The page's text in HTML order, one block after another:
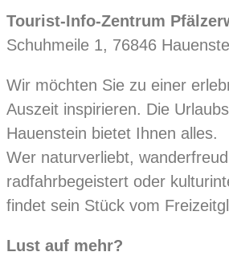
Tourist-Info-Zentrum
Schuhmeile 1, 76846
Wir möchten Sie zu einer
Auszeit inspirieren. Die
Hauenstein bietet Ihnen alles.
Wer naturverliebt,
radfahrbegeistert oder
findet sein Stück vom
Lust auf mehr?